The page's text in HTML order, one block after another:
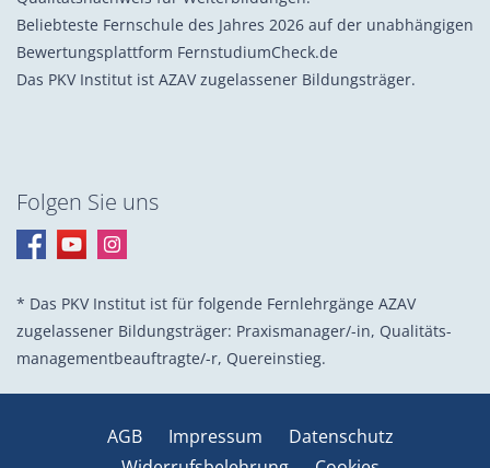
Beliebteste Fernschule des Jahres 2026 auf der unabhängigen
Bewertungsplattform FernstudiumCheck.de
Das PKV Institut ist AZAV zugelassener Bildungsträger.
Folgen Sie uns
* Das PKV Institut ist für folgende Fernlehrgänge AZAV
zugelassener Bildungsträger: Praxis­manager/-in, Quali­täts­
management­beauf­tragte/-r, Quer­einstieg.
AGB Impressum
Datenschutz